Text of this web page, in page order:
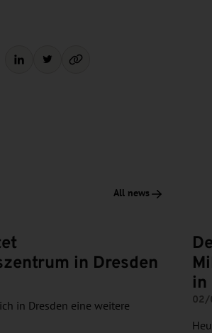
All news
in Dresden
in Dresden eine weitere
in
02/